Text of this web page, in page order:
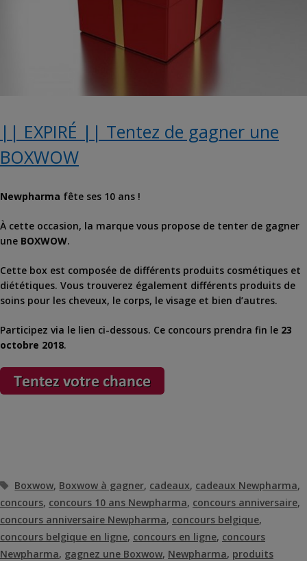
|| EXPIRÉ || Tentez de gagner une
BOXWOW
Newpharma fête ses 10 ans !
À cette occasion, la marque vous propose de tenter de gagner
une BOXWOW.
Cette box est composée de différents produits cosmétiques et
diététiques. Vous trouverez également différents produits de
soins pour les cheveux, le corps, le visage et bien d’autres.
Participez via le lien ci-dessous. Ce concours prendra fin le 23
octobre 2018.
Étiquettes
Boxwow, Boxwow à gagner, cadeaux, cadeaux Newpharma,
concours, concours 10 ans Newpharma, concours anniversaire,
concours anniversaire Newpharma, concours belgique,
concours belgique en ligne, concours en ligne, concours
Newpharma, gagnez une Boxwow, Newpharma, produits